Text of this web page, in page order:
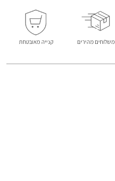
משלוחים מהירים קנייה מאובטחת